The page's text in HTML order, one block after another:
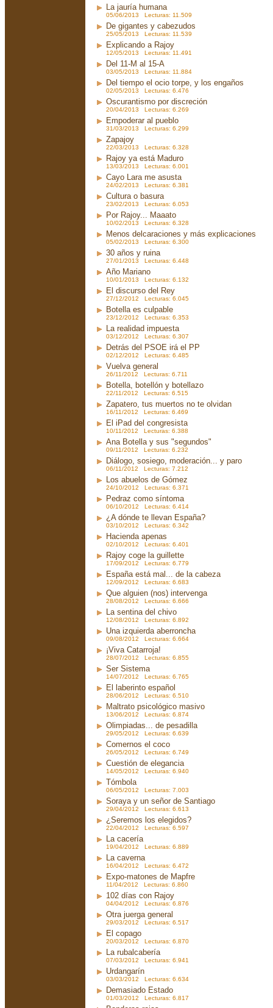
La jauría humana
05/06/2013 Lecturas: 11.509
De gigantes y cabezudos
25/05/2013 Lecturas: 11.539
Explicando a Rajoy
12/05/2013 Lecturas: 11.491
Del 11-M al 15-A
03/05/2013 Lecturas: 11.884
Del tiempo el ocio torpe, y los engaños
02/05/2013 Lecturas: 6.476
Oscurantismo por discreción
20/04/2013 Lecturas: 6.269
Empoderar al pueblo
31/03/2013 Lecturas: 6.299
Zapajoy
22/03/2013 Lecturas: 6.328
Rajoy ya está Maduro
13/03/2013 Lecturas: 6.001
Cayo Lara me asusta
24/02/2013 Lecturas: 6.381
Cultura o basura
23/02/2013 Lecturas: 6.053
Por Rajoy... Maaato
10/02/2013 Lecturas: 6.328
Menos delcaraciones y más explicaciones
05/02/2013 Lecturas: 6.300
30 años y ruina
27/01/2013 Lecturas: 6.448
Año Mariano
10/01/2013 Lecturas: 6.132
El discurso del Rey
27/12/2012 Lecturas: 6.045
Botella es culpable
23/12/2012 Lecturas: 6.353
La realidad impuesta
03/12/2012 Lecturas: 6.307
Detrás del PSOE irá el PP
02/12/2012 Lecturas: 6.485
Vuelva general
26/11/2012 Lecturas: 6.711
Botella, botellón y botellazo
22/11/2012 Lecturas: 6.515
Zapatero, tus muertos no te olvidan
16/11/2012 Lecturas: 6.469
El iPad del congresista
10/11/2012 Lecturas: 6.388
Ana Botella y sus "segundos"
09/11/2012 Lecturas: 6.232
Diálogo, sosiego, moderación... y paro
06/11/2012 Lecturas: 7.212
Los abuelos de Gómez
24/10/2012 Lecturas: 6.371
Pedraz como síntoma
06/10/2012 Lecturas: 6.414
¿A dónde te llevan España?
03/10/2012 Lecturas: 6.342
Hacienda apenas
02/10/2012 Lecturas: 6.401
Rajoy coge la guillette
17/09/2012 Lecturas: 6.779
España está mal... de la cabeza
12/09/2012 Lecturas: 6.683
Que alguien (nos) intervenga
28/08/2012 Lecturas: 6.666
La sentina del chivo
12/08/2012 Lecturas: 6.892
Una izquierda aberroncha
09/08/2012 Lecturas: 6.664
¡Viva Catarroja!
28/07/2012 Lecturas: 6.855
Ser Sistema
14/07/2012 Lecturas: 6.765
El laberinto español
28/06/2012 Lecturas: 6.510
Maltrato psicológico masivo
13/06/2012 Lecturas: 6.874
Olimpiadas... de pesadilla
29/05/2012 Lecturas: 6.639
Comernos el coco
26/05/2012 Lecturas: 6.749
Cuestión de elegancia
14/05/2012 Lecturas: 6.940
Tómbola
06/05/2012 Lecturas: 7.003
Soraya y un señor de Santiago
29/04/2012 Lecturas: 6.613
¿Seremos los elegidos?
22/04/2012 Lecturas: 6.597
La cacería
19/04/2012 Lecturas: 6.889
La caverna
16/04/2012 Lecturas: 6.472
Expo-matones de Mapfre
11/04/2012 Lecturas: 6.860
102 días con Rajoy
04/04/2012 Lecturas: 6.876
Otra juerga general
29/03/2012 Lecturas: 6.517
El copago
20/03/2012 Lecturas: 6.870
La rubalcabería
07/03/2012 Lecturas: 6.941
Urdangarín
03/03/2012 Lecturas: 6.634
Demasiado Estado
01/03/2012 Lecturas: 6.817